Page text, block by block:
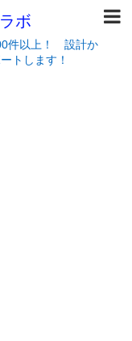
ボ
件以上！ 設計か
トします！